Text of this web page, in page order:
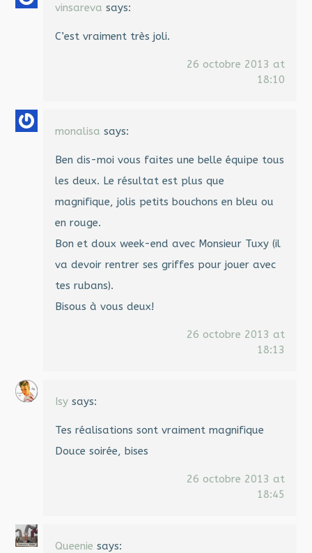
vinsareva says:
C’est vraiment très joli.
26 octobre 2013 at
18:10
monalisa says:
Ben dis-moi vous faites une belle équipe tous
les deux. Le résultat est plus que
magnifique, jolis petits bouchons en bleu ou
en rouge.
Bon et doux week-end avec Monsieur Tuxy (il
va devoir rentrer ses griffes pour jouer avec
tes rubans).
Bisous à vous deux!
26 octobre 2013 at
18:13
Isy says:
Tes réalisations sont vraiment magnifique
Douce soirée, bises
26 octobre 2013 at
18:45
Queenie says: